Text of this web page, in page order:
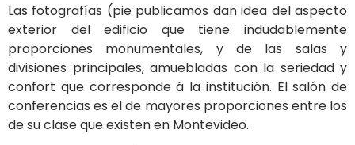
Las fotografías (pie publicamos dan idea del aspecto
exterior del edificio que tiene indudablemente
proporciones monumentales, y de las salas y
divisiones principales, amuebladas con la seriedad y
confort que corresponde á la institución. El salón de
conferencias es el de mayores proporciones entre los
de su clase que existen en Montevideo.